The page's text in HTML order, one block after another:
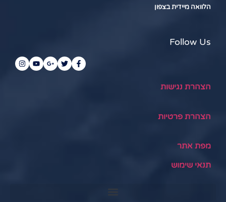
הלוואה מיידית בצפון
Follow Us
הצהרת נגישות
הצהרת פרטיות
מפת אתר
תנאי שימוש